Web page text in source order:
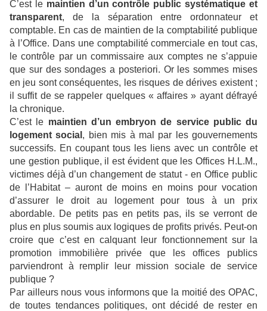
C’est le maintien d’un contrôle public systématique et
transparent, de la séparation entre ordonnateur et
comptable. En cas de maintien de la comptabilité publique
à l’Office. Dans une comptabilité commerciale en tout cas,
le contrôle par un commissaire aux comptes ne s’appuie
que sur des sondages a posteriori. Or les sommes mises
en jeu sont conséquentes, les risques de dérives existent ;
il suffit de se rappeler quelques « affaires » ayant défrayé
la chronique.
C’est le maintien d’un embryon de service public du
logement social , bien mis à mal par les gouvernements
successifs. En coupant tous les liens avec un contrôle et
une gestion publique, il est évident que les Offices H.L.M.,
victimes déjà d’un changement de statut - en Office public
de l’Habitat – auront de moins en moins pour vocation
d’assurer le droit au logement pour tous à un prix
abordable. De petits pas en petits pas, ils se verront de
plus en plus soumis aux logiques de profits privés. Peut-on
croire que c’est en calquant leur fonctionnement sur la
promotion immobilière privée que les offices publics
parviendront à remplir leur mission sociale de service
publique ?
Par ailleurs nous vous informons que la moitié des OPAC,
de toutes tendances politiques, ont décidé de rester en